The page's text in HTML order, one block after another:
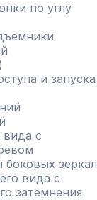
по углу
и запуска
вида с
зеркал
вида с
затемнения